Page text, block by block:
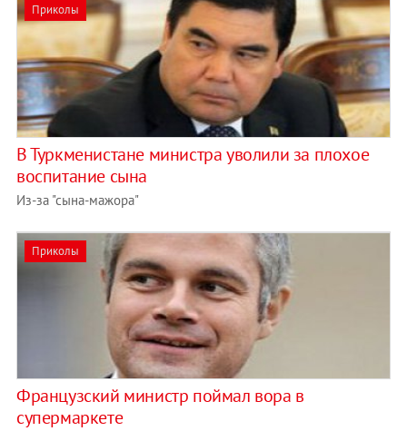
Приколы
В Туркменистане министра уволили за плохое
воспитание сына
Из-за "сына-мажора"
Приколы
Французский министр поймал вора в
супермаркете